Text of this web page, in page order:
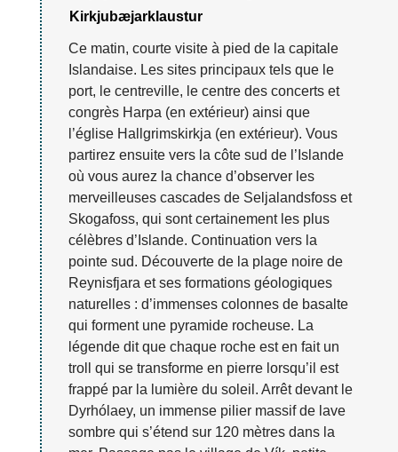
Kirkjubæjarklaustur
Ce matin, courte visite à pied de la capitale
Islandaise. Les sites principaux tels que le
port, le centreville, le centre des concerts et
congrès Harpa (en extérieur) ainsi que
l’église Hallgrimskirkja (en extérieur). Vous
partirez ensuite vers la côte sud de l’Islande
où vous aurez la chance d’observer les
merveilleuses cascades de Seljalandsfoss et
Skogafoss, qui sont certainement les plus
célèbres d’Islande. Continuation vers la
pointe sud. Découverte de la plage noire de
Reynisfjara et ses formations géologiques
naturelles : d’immenses colonnes de basalte
qui forment une pyramide rocheuse. La
légende dit que chaque roche est en fait un
troll qui se transforme en pierre lorsqu’il est
frappé par la lumière du soleil. Arrêt devant le
Dyrhólaey, un immense pilier massif de lave
sombre qui s’étend sur 120 mètres dans la